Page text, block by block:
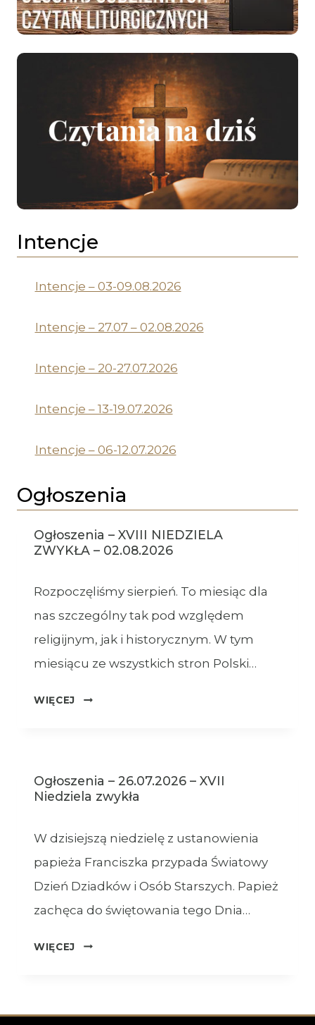
Intencje
Intencje – 03-09.08.2026
Intencje – 27.07 – 02.08.2026
Intencje – 20-27.07.2026
Intencje – 13-19.07.2026
Intencje – 06-12.07.2026
Ogłoszenia
Ogłoszenia – XVIII NIEDZIELA
ZWYKŁA – 02.08.2026
Rozpoczęliśmy sierpień. To miesiąc dla
nas szczególny tak pod względem
religijnym, jak i historycznym. W tym
miesiącu ze wszystkich stron Polski…
WIĘCEJ
OGŁOSZENIA
–
Ogłoszenia – 26.07.2026 – XVII
Niedziela zwykła
W dzisiejszą niedzielę z ustanowienia
papieża Franciszka przypada Światowy
Dzień Dziadków i Osób Starszych. Papież
zachęca do świętowania tego Dnia…
WIĘCEJ
OGŁOSZENIA
XVII